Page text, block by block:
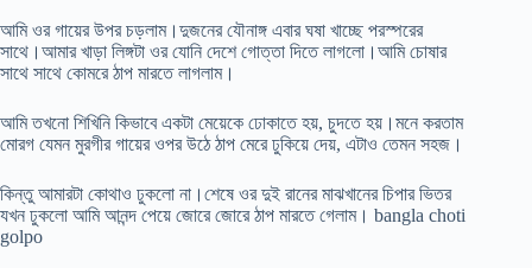
আমি ওর গায়ের উপর চড়লাম।দুজনের যৌনাঙ্গ এবার ঘষা খাচ্ছে পরস্পরের
সাথে।আমার খাড়া লিঙ্গটা ওর যোনি দেশে গোত্তা দিতে লাগলো।আমি চোষার
সাথে সাথে কোমরে ঠাপ মারতে লাগলাম।
আমি তখনো শিখিনি কিভাবে একটা মেয়েকে ঢোকাতে হয়, চুদতে হয়।মনে করতাম
মোরগ যেমন মুরগীর গায়ের ওপর উঠে ঠাপ মেরে ঢুকিয়ে দেয়, এটাও তেমন সহজ।
কিন্তু আমারটা কোথাও ঢুকলো না।শেষে ওর দুই রানের মাঝখানের চিপার ভিতর
যখন ঢুকলো আমি আনন্দ পেয়ে জোরে জোরে ঠাপ মারতে গেলাম। bangla choti
golpo